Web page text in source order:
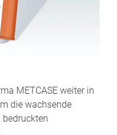
METCASE weiter in
die wachsende
bedruckten